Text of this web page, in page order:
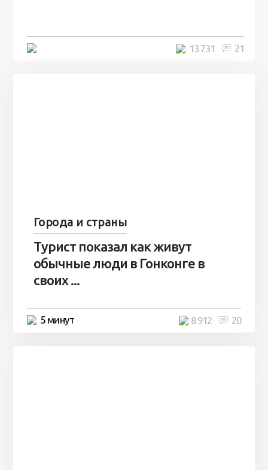
21
13 731
Города и страны
Турист показал как живут
обычные люди в Гонконге в
своих ...
5 минут 20
8 912